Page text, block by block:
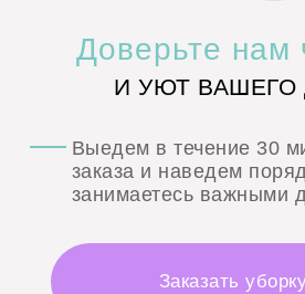
Доверьте нам
И УЮТ ВАШЕГО
Выедем в течение 30
заказа и наведем
занимаетесь важными
Заказать